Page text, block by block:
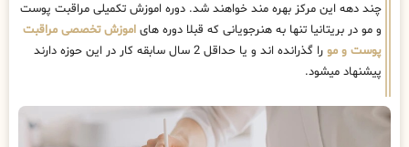
چند دهه این مرکز بهره مند خواهند شد. دوره اموزش تکمیلی مراقبت پوست
و مو در بریتانیا تنها به هنرجویانی که قبلا دوره های اموزش تخصصی مراقبت
پوست و مو
را گذرانده اند و یا حداقل 2 سال سابقه کار در این حوزه دارند
پیشنهاد میشود.